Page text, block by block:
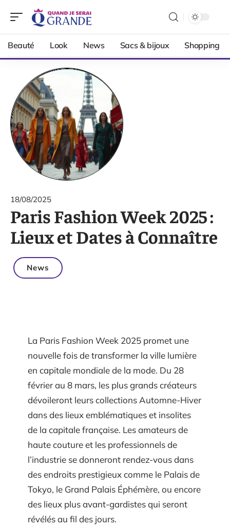
Beauté Look News Sacs & bijoux Shopping
18/08/2025
Paris Fashion Week 2025 :
Lieux et Dates à Connaître
News
La Paris Fashion Week 2025 promet une
nouvelle fois de transformer la ville lumière
en capitale mondiale de la mode. Du 28
février au 8 mars, les plus grands créateurs
dévoileront leurs collections Automne-Hiver
dans des lieux emblématiques et insolites
de la capitale française. Les amateurs de
haute couture et les professionnels de
l’industrie se donneront rendez-vous dans
des endroits prestigieux comme le Palais de
Tokyo, le Grand Palais Éphémère, ou encore
des lieux plus avant-gardistes qui seront
révélés au fil des jours.